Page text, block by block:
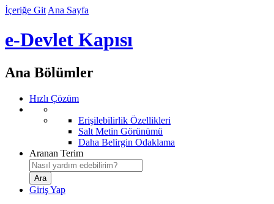
İçeriğe Git Ana Sayfa
e-Devlet Kapısı
Ana Bölümler
Hızlı Çözüm
Erişilebilirlik Özellikleri
Salt Metin Görünümü
Daha Belirgin Odaklama
Aranan Terim
Giriş Yap